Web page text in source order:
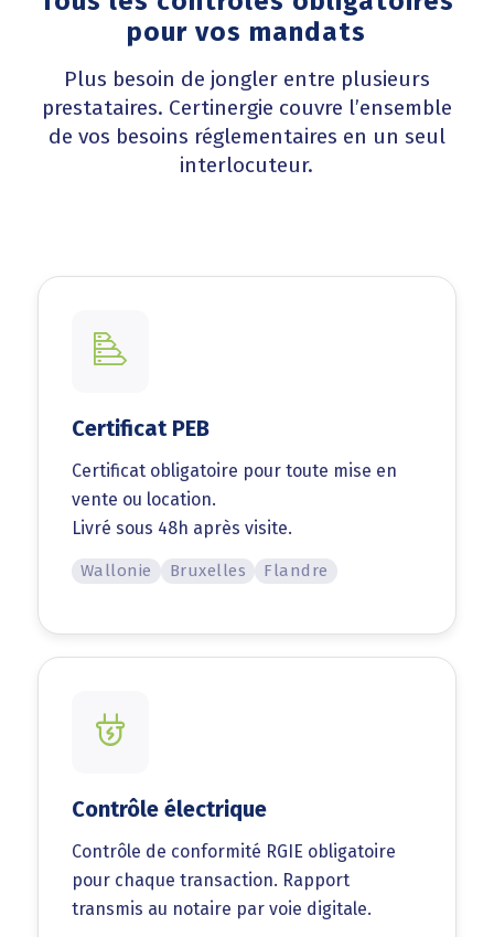
pour vos mandats
Plus besoin de jongler entre plusieurs
prestataires. Certinergie couvre l’ensemble
de vos besoins réglementaires en un seul
interlocuteur.
Certificat PEB
Certificat obligatoire pour toute mise en
vente ou location.
Livré sous 48h après visite.
Wallonie Bruxelles Flandre
Contrôle électrique
Contrôle de conformité RGIE obligatoire
pour chaque transaction. Rapport
transmis au notaire par voie digitale.